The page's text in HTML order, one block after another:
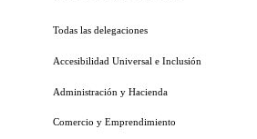
Todas las delegaciones
Accesibilidad Universal e Inclusión
Administración y Hacienda
Comercio y Emprendimiento